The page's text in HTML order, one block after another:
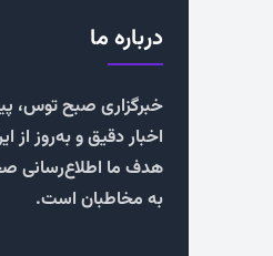
درباره ما
خبرگزاری صبح توس،
اخبار دقیق و به‌روز از
هدف ما اطلاع‌رسانی
به مخاطبان است.